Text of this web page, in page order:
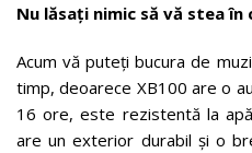
Nu lăsați nimic să vă stea în
Acum vă puteți bucura de
timp, deoarece XB100 are o
16 ore, este rezistentă la
are un exterior durabil și o